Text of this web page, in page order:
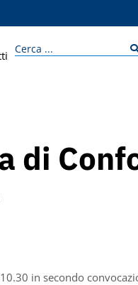
di
in secondo